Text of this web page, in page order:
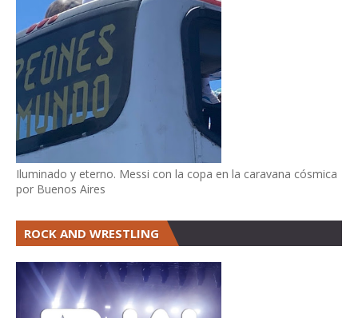
Iluminado y eterno. Messi con la copa en la caravana cósmica
por Buenos Aires
ROCK AND WRESTLING